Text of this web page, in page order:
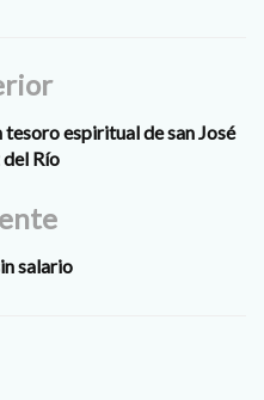
espiritual de san José
del Río
salario